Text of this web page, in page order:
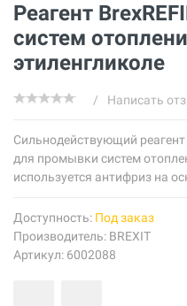
Реагент
систем
этиленгликоле
/ Написать
Сильнодействующий
для промывки систем
используется антифриз на
Доступность: Под заказ
Производитель: BREXIT
Артикул: 6002088